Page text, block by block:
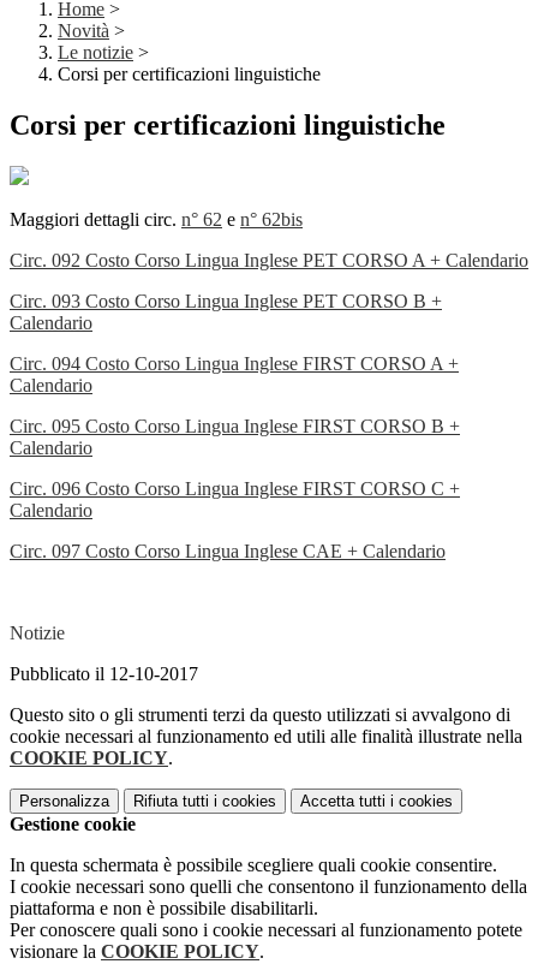
Home >
Novità >
Le notizie >
Corsi per certificazioni linguistiche
Corsi per certificazioni linguistiche
Maggiori dettagli circ. n° 62 e n° 62bis
Circ. 092 Costo Corso Lingua Inglese PET CORSO A + Calendario
Circ. 093 Costo Corso Lingua Inglese PET CORSO B +
Calendario
Circ. 094 Costo Corso Lingua Inglese FIRST CORSO A +
Calendario
Circ. 095 Costo Corso Lingua Inglese FIRST CORSO B +
Calendario
Circ. 096 Costo Corso Lingua Inglese FIRST CORSO C +
Calendario
Circ. 097 Costo Corso Lingua Inglese CAE + Calendario
Notizie
Pubblicato il 12-10-2017
Questo sito o gli strumenti terzi da questo utilizzati si avvalgono di
cookie necessari al funzionamento ed utili alle finalità illustrate nella
COOKIE POLICY.
Personalizza Rifiuta tutti i cookies Accetta tutti i cookies
Gestione cookie
In questa schermata è possibile scegliere quali cookie consentire.
I cookie necessari sono quelli che consentono il funzionamento della
piattaforma e non è possibile disabilitarli.
Per conoscere quali sono i cookie necessari al funzionamento potete
visionare la COOKIE POLICY.